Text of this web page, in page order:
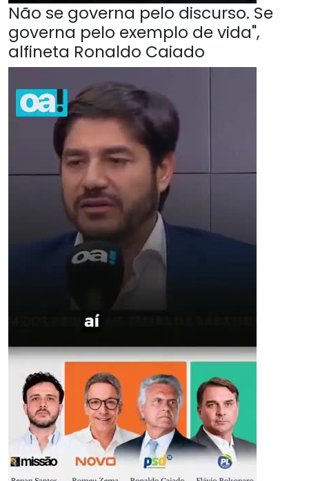
Não se governa pelo discurso. Se
governa pelo exemplo de vida",
alfineta Ronaldo Caiado